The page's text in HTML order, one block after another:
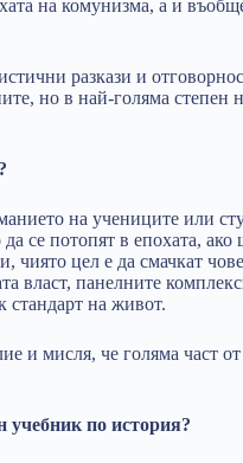
на комунизма, а и
разкази и
но в най-голяма степен
на учениците или
се потопят в епохата, ако
чиято цел е да смачкат
власт, панелните
стандарт на живот.
и мисля, че голяма част
учебник по история?